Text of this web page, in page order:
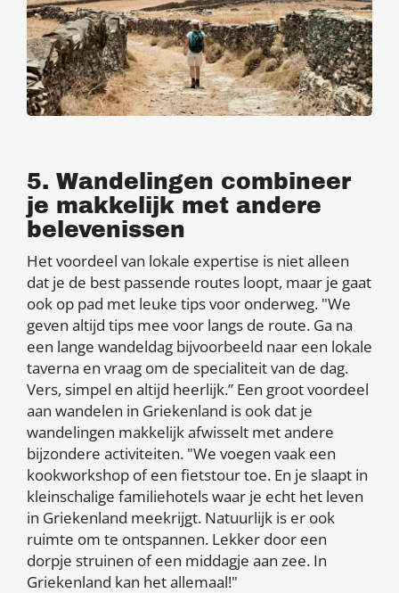
5. Wandelingen combineer
je makkelijk met andere
belevenissen
Het voordeel van lokale expertise is niet alleen
dat je de best passende routes loopt, maar je gaat
ook op pad met leuke tips voor onderweg. "We
geven altijd tips mee voor langs de route. Ga na
een lange wandeldag bijvoorbeeld naar een lokale
taverna en vraag om de specialiteit van de dag.
Vers, simpel en altijd heerlijk.” Een groot voordeel
aan wandelen in Griekenland is ook dat je
wandelingen makkelijk afwisselt met andere
bijzondere activiteiten. "We voegen vaak een
kookworkshop of een fietstour toe. En je slaapt in
kleinschalige familiehotels waar je echt het leven
in Griekenland meekrijgt. Natuurlijk is er ook
ruimte om te ontspannen. Lekker door een
dorpje struinen of een middagje aan zee. In
Griekenland kan het allemaal!"